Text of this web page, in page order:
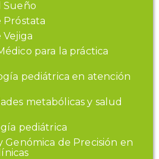
Sueño
Próstata
para la práctica
pediátrica en atención
metabólicas y salud
pediátrica
Genómica de Precisión en